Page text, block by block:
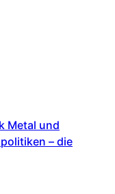
Metal und
– die